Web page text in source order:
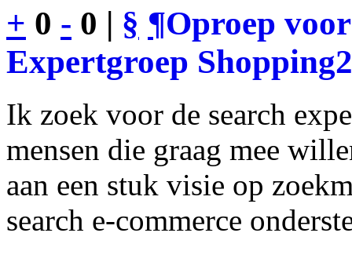
+ 0 - 0 | § ¶Oproep
Expertgroep
Ik zoek voor de search
mensen die graag mee
aan een stuk visie op
search e-commerce